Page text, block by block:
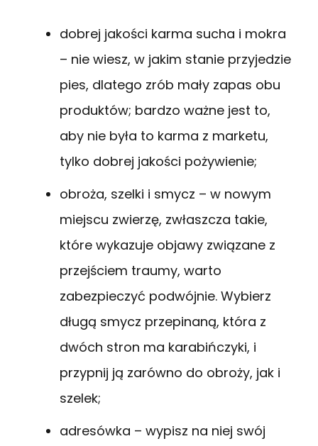
dobrej jakości karma sucha i mokra
– nie wiesz, w jakim stanie przyjedzie
pies, dlatego zrób mały zapas obu
produktów; bardzo ważne jest to,
aby nie była to karma z marketu,
tylko dobrej jakości pożywienie;
obroża, szelki i smycz – w nowym
miejscu zwierzę, zwłaszcza takie,
które wykazuje objawy związane z
przejściem traumy, warto
zabezpieczyć podwójnie. Wybierz
długą smycz przepinaną, która z
dwóch stron ma karabińczyki, i
przypnij ją zarówno do obroży, jak i
szelek;
adresówka – wypisz na niej swój